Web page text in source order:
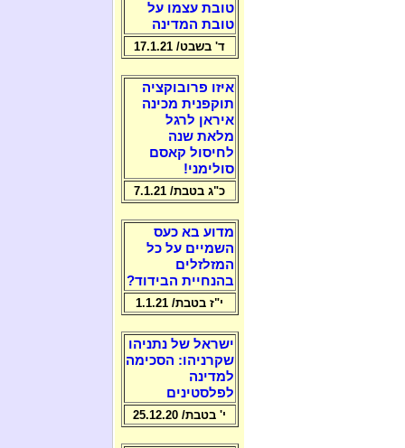
טובת עצמו על
טובת המדינה
ד' בשבט/ 17.1.21
איזו פרובוקציה
תוקפנית מכינה
איראן לרגל
מלאת שנה
לחיסול קאסם
סולימני!
כ"ג בטבת/ 7.1.21
מדוע בא כעס
השמיים על כל
המזלזלים
בהנחיית הבידוד?
י"ז בטבת/ 1.1.21
ישראל של נתניהו
שקרניהו: הסכימה
למדינה
לפלסטינים
י' בטבת/ 25.12.20